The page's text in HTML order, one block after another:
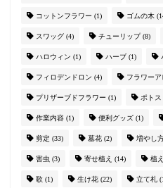
コットンフラワー (1) ゴムの木
スワッグ (4) チューリップ(8)
ハロウィン (1) ハーブ (1)
フィロデンドロン (4) フラワー
プリザーブドフラワー (1) ポトス
作業内容 (1) 便利グッズ (1)
剪定 (33) 墓花 (2) 増やし
害虫 (3) 寄せ植え (14) 植
歌 (1) 生け花 (22) 立て札